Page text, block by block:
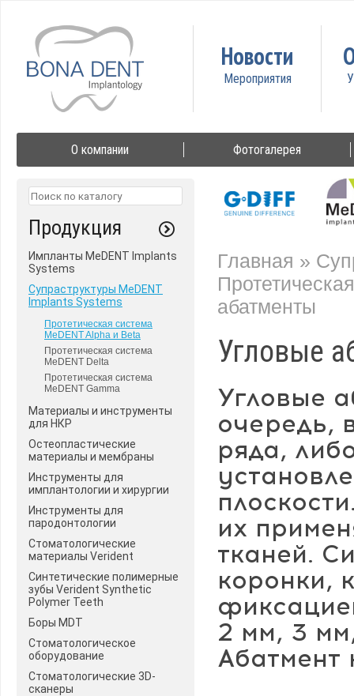
Новости
О компании Фотогалерея
Продукция
Импланты MeDENT Implants
Systems
Супраструктуры MeDENT
Implants Systems
Протетическая система
MeDENT Alpha и Beta
Протетическая система
MeDENT Delta
Протетическая система
MeDENT Gamma
Материалы и инструменты
для НКР
Остеопластические
материалы и мембраны
Инструменты для
имплантологии и хирургии
Инструменты для
пародонтологии
Стоматологические
материалы Verident
Синтетические полимерные
зубы Verident Synthetic
Polymer Teeth
Боры MDT
Стоматологическое
оборудование
Стоматологические 3D-
сканеры
Главная »
абатменты
Угловые
Угловые
очередь,
ряда,
их
тканей.
коронки,
2 мм, 3
Абатмент